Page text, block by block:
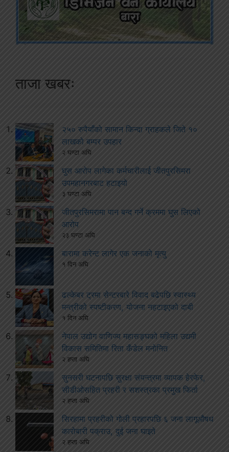
ताजा खबरः
२५० रुपैयाँको सामान किन्दा ग्राहकले जिते १०
लाखको बम्पर उपहार
२ घण्टा अघि
घुस आरोप लागेका कर्मचारीलाई जीतपुरसिमरा
उपमहानगरबाट हटाइयो
३ घण्टा अघि
जीतपुरसिमरामा पान बन्द गर्ने क्रममा घुस लिएको
आरोप
२३ घण्टा अघि
बारामा करेन्ट लागेर एक जनाको मृत्यु
१ दिन अघि
ढल्केबर ट्रमा सेन्टरबारे विवाद बढेपछि स्वास्थ्य
मन्त्रीको स्पष्टीकरण, योजना नहटाइएको दाबी
१ दिन अघि
नेपाल उद्योग वाणिज्य महासङ्घको महिला उद्यमी
विकास समितिमा रिता कँडेल मनोनित
२ हप्ता अघि
सुनसरी घटनापछि सुरक्षा संयन्त्रमा व्यापक हेरफेर,
सीडीओसहित प्रहरी र सशस्त्रका प्रमुख फिर्ता
२ हप्ता अघि
सिरहामा प्रहरीको गोली प्रहारपछि ६ जना लागूऔषध
कारोबारी पक्राउ, दुई जना घाइते
२ हप्ता अघि